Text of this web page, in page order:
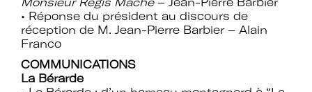
Mot de passe oublié ?
• Réponse du président au discours de
réception de M. Jean-Pierre Barbier – Alain
Franco
COMMUNICATIONS
La Bérarde